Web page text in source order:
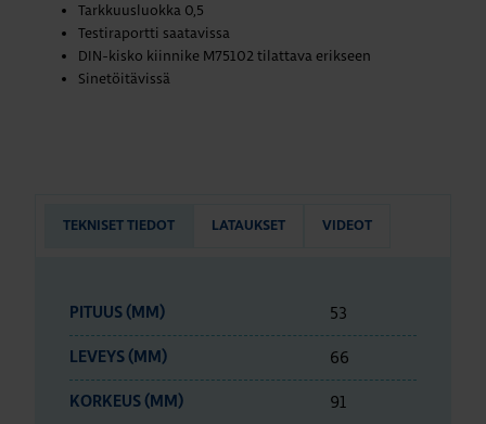
Tarkkuusluokka 0,5
Testiraportti saatavissa
DIN-kisko kiinnike M75102 tilattava erikseen
Sinetöitävissä
TEKNISET TIEDOT LATAUKSET VIDEOT
PITUUS (MM) 53
LEVEYS (MM) 66
KORKEUS (MM) 91